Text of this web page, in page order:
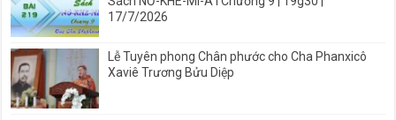
17/7/2026
Lễ Tuyên phong Chân phước cho Cha Phanxicô
Xaviê Trương Bửu Diệp